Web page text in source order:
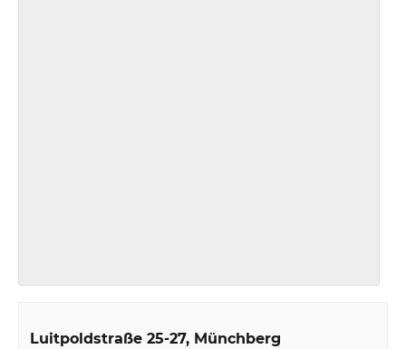
Luitpoldstraße 25-27 Münchberg